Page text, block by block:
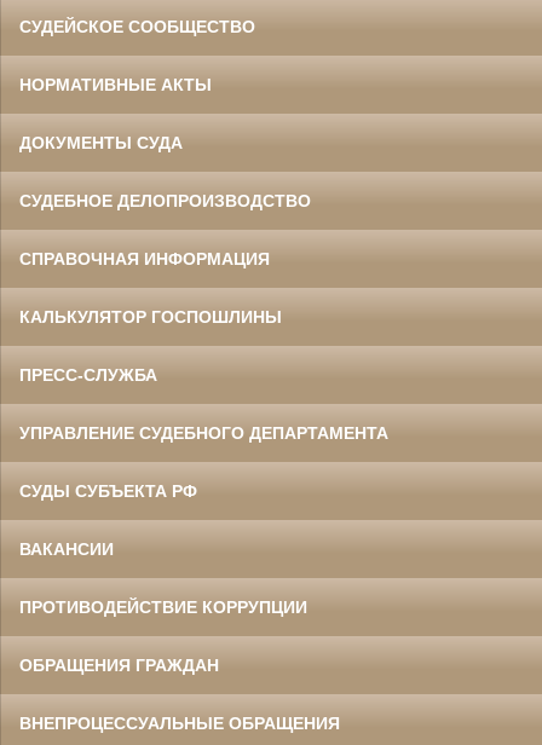
СУДЕЙСКОЕ СООБЩЕСТВО
НОРМАТИВНЫЕ АКТЫ
ДОКУМЕНТЫ СУДА
СУДЕБНОЕ ДЕЛОПРОИЗВОДСТВО
СПРАВОЧНАЯ ИНФОРМАЦИЯ
КАЛЬКУЛЯТОР ГОСПОШЛИНЫ
ПРЕСС-СЛУЖБА
УПРАВЛЕНИЕ СУДЕБНОГО ДЕПАРТАМЕНТА
СУДЫ СУБЪЕКТА РФ
ВАКАНСИИ
ПРОТИВОДЕЙСТВИЕ КОРРУПЦИИ
ОБРАЩЕНИЯ ГРАЖДАН
ВНЕПРОЦЕССУАЛЬНЫЕ ОБРАЩЕНИЯ